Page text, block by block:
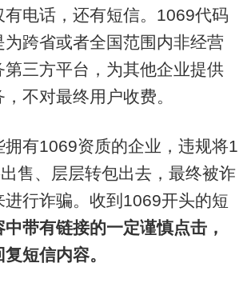
话，还有短信。1069代码
跨省或者全国范围内非经营
第三方平台，为其他企业提供
不对最终用户收费。
1069资质的企业，违规将1
售、层层转包出去，最终被诈
进行诈骗。收到1069开头的短
带有链接的一定谨慎点击，
短信内容。